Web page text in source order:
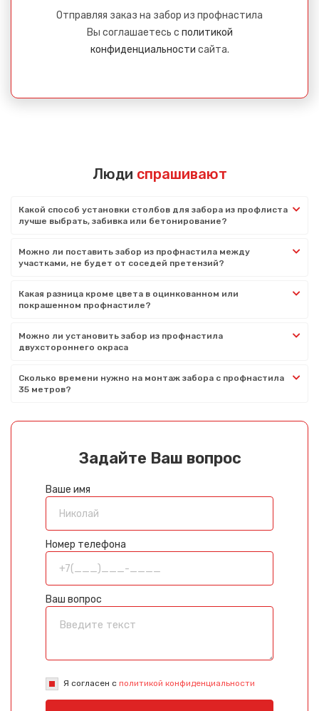
Отправляя заказ на забор из профнастила
Вы соглашаетесь с политикой
конфиденциальности сайта.
Люди спрашивают
Какой способ установки столбов для забора из профлиста
лучше выбрать, забивка или бетонирование?
Можно ли поставить забор из профнастила между
участками, не будет от соседей претензий?
Какая разница кроме цвета в оцинкованном или
покрашенном профнастиле?
Можно ли установить забор из профнастила
двухстороннего окраса
Сколько времени нужно на монтаж забора с профнастила
35 метров?
Задайте Ваш вопрос
Ваше имя
Номер телефона
Ваш вопрос
Я согласен с политикой конфиденциальности